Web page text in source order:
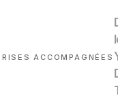
ACCOMPAGNÉES